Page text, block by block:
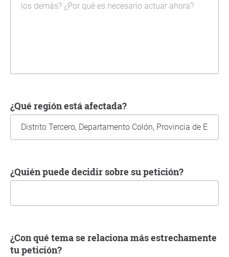
¿Qué región está afectada?
¿Quién puede decidir sobre su petición?
¿Con qué tema se relaciona más estrechamente
tu petición?